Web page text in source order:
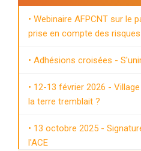
Webinaire AFPCNT sur le
prise en compte des
Adhésions croisées -
12-13 février 2026 -
la terre tremblait ?
13 octobre 2025 -
l'ACE